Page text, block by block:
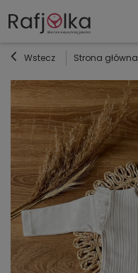
Wstecz Strona główna